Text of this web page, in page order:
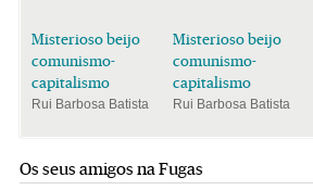
Misterioso beijo
comunismo-
capitalismo
Rui Barbosa Batista
Misterioso beijo
comunismo-
capitalismo
Rui Barbosa Batista
Os seus amigos na Fugas